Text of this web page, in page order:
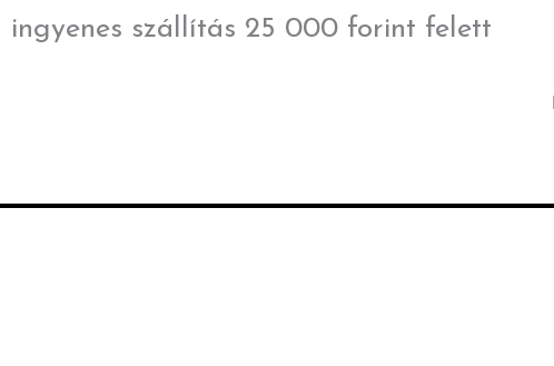
toingyenes szállítás 25 000 forint felett